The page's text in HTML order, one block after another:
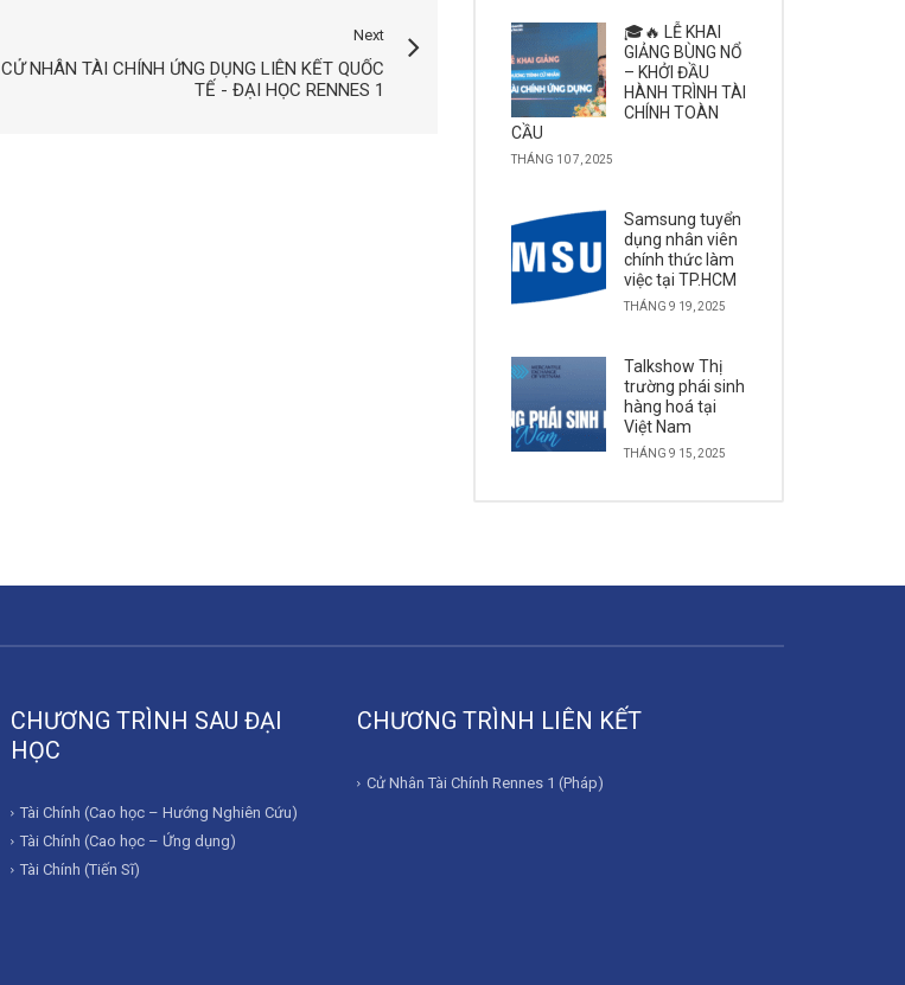
Next
CỬ NHÂN TÀI CHÍNH ỨNG DỤNG LIÊN KẾT QUỐC
TẾ - ĐẠI HỌC RENNES 1
🎓🔥 LỄ KHAI
GIẢNG BÙNG NỔ
– KHỞI ĐẦU
HÀNH TRÌNH TÀI
CHÍNH TOÀN
CẦU
THÁNG 10 7, 2025
Samsung tuyển
dụng nhân viên
chính thức làm
việc tại TP.HCM
THÁNG 9 19, 2025
Talkshow Thị
trường phái sinh
hàng hoá tại
Việt Nam
THÁNG 9 15, 2025
CHƯƠNG TRÌNH SAU ĐẠI
HỌC
Tài Chính (Cao học – Hướng Nghiên Cứu)
Tài Chính (Cao học – Ứng dụng)
Tài Chính (Tiến Sĩ)
CHƯƠNG TRÌNH LIÊN KẾT
Cử Nhân Tài Chính Rennes 1 (Pháp)